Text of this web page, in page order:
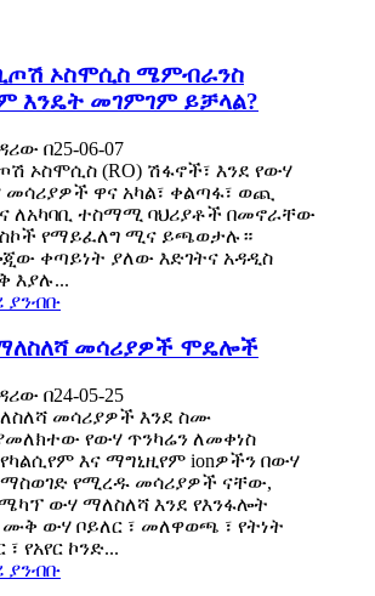
ኦስሞሲስ ሜምብራንስ
እንዴት መገምገም ይቻላል?
በ25-06-07
ኦስሞሲስ (RO) ሽፋኖች፣ እንደ የውሃ
ዋና አካል፣ ቀልጣፋ፣ ወጪ
ለአካባቢ ተስማሚ ባህሪያቶች በመኖራቸው
የማይፈለግ ሚና ይጫወታሉ።
ቀጣይነት ያለው እድገትና አዳዲስ
እያሉ...
መሳሪያዎች ሞዴሎች
በ24-05-25
መሳሪያዎች እንደ ስሙ
የውሃ ጥንካሬን ለመቀነስ
የካልሲየም እና ማግኒዚየም ionዎችን በውሃ
የሚረዱ መሳሪያዎች ናቸው,
ውሃ ማለስለሻ እንደ የእንፋሎት
ሙቅ ውሃ ቦይለር ፣ መለዋወጫ ፣ የትነት
፣ የአየር ኮንድ...